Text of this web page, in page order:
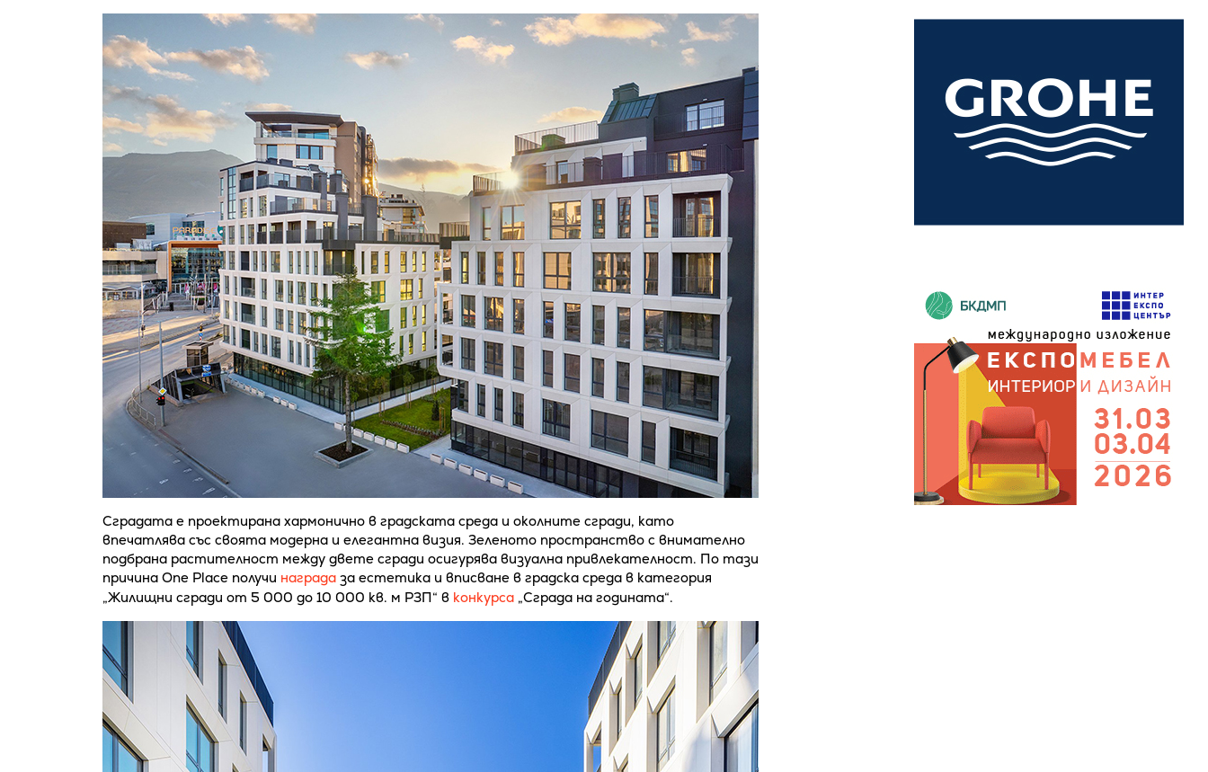
Сградата е проектирана хармонично в градската среда и околните сгради, като
впечатлява със своята модерна и елегантна визия. Зеленото пространство с внимателно
подбрана растителност между двете сгради осигурява визуална привлекателност. По тази
причина One Place получи наградаза естетика и вписване в градска среда в категория
„Жилищни сгради от 5 000 до 10 000 кв. м РЗП“ в конкурса„Сграда на годината“.